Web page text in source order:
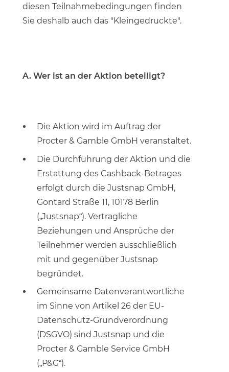
diesen Teilnahmebedingungen finden
Sie deshalb auch das "Kleingedruckte".
A. Wer ist an der Aktion beteiligt?
Die Aktion wird im Auftrag der
Procter & Gamble GmbH veranstaltet.
Die Durchführung der Aktion und die
Erstattung des Cashback-Betrages
erfolgt durch die Justsnap GmbH,
Gontard Straße 11, 10178 Berlin
(„Justsnap“). Vertragliche
Beziehungen und Ansprüche der
Teilnehmer werden ausschließlich
mit und gegenüber Justsnap
begründet.
Gemeinsame Datenverantwortliche
im Sinne von Artikel 26 der EU-
Datenschutz-Grundverordnung
(DSGVO) sind Justsnap und die
Procter & Gamble Service GmbH
(„P&G“).